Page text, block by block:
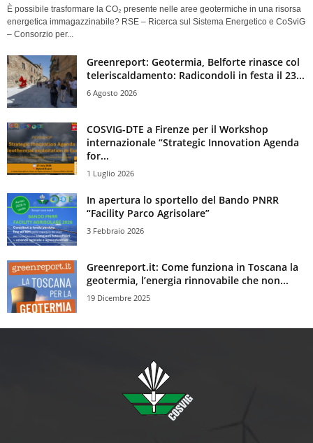
È possibile trasformare la CO₂ presente nelle aree geotermiche in una risorsa
energetica immagazzinabile? RSE – Ricerca sul Sistema Energetico e CoSviG
– Consorzio per...
Greenreport: Geotermia, Belforte rinasce col
teleriscaldamento: Radicondoli in festa il 23...
6 Agosto 2026
COSVIG-DTE a Firenze per il Workshop
internazionale “Strategic Innovation Agenda
for...
1 Luglio 2026
In apertura lo sportello del Bando PNRR
“Facility Parco Agrisolare”
3 Febbraio 2026
Greenreport.it: Come funziona in Toscana la
geotermia, l’energia rinnovabile che non...
19 Dicembre 2025